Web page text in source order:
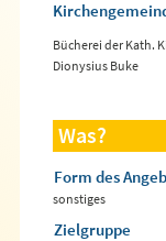
Bücherei der Kath.
Dionysius Buke
Was?
Form des
sonstiges
Zielgruppe